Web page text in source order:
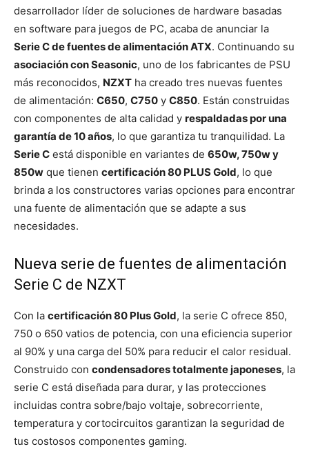
desarrollador líder de soluciones de hardware basadas
en software para juegos de PC, acaba de anunciar la
Serie C de fuentes de alimentación ATX. Continuando su
asociación con Seasonic, uno de los fabricantes de PSU
más reconocidos, NZXT ha creado tres nuevas fuentes
de alimentación: C650, C750 y C850. Están construidas
con componentes de alta calidad y respaldadas por una
garantía de 10 años, lo que garantiza tu tranquilidad. La
Serie C está disponible en variantes de 650w, 750w y
850w que tienen certificación 80 PLUS Gold, lo que
brinda a los constructores varias opciones para encontrar
una fuente de alimentación que se adapte a sus
necesidades.
Nueva serie de fuentes de alimentación
Serie C de NZXT
Con la certificación 80 Plus Gold, la serie C ofrece 850,
750 o 650 vatios de potencia, con una eficiencia superior
al 90% y una carga del 50% para reducir el calor residual.
Construido con condensadores totalmente japoneses, la
serie C está diseñada para durar, y las protecciones
incluidas contra sobre/bajo voltaje, sobrecorriente,
temperatura y cortocircuitos garantizan la seguridad de
tus costosos componentes gaming.